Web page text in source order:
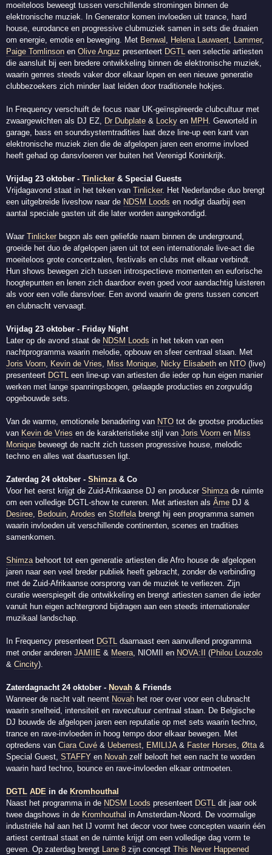
moeiteloos beweegt tussen verschillende stromingen binnen de
elektronische muziek. In Generator komen invloeden uit trance, hard
house, eurodance en progressive clubmuziek samen in sets die draaien
om energie, emotie en beweging. Met Benwal , Helena Lauwaert, Lammer,
Paige Tomlinson enOlive Anguz presenteert DGTL een selectie artiesten
die aansluit bij een bredere ontwikkeling binnen de elektronische muziek,
waarin genres steeds vaker door elkaar lopen en een nieuwe generatie
clubbezoekers zich minder laat leiden door traditionele hokjes.
In Frequency verschuift de focus naar UK-geïnspireerde clubcultuur met
zwaargewichten als DJ EZ, Dr Dubplate & Locky en MPH. Geworteld in
garage, bass en soundsystemtradities laat deze line-up een kant van
elektronische muziek zien die de afgelopen jaren een enorme invloed
heeft gehad op dansvloeren ver buiten het Verenigd Koninkrijk.
Vrijdag 23 oktober -Tinlicker & Special Guests
Vrijdagavond staat in het teken vanTinlicker. Het Nederlandse duo brengt
een uitgebreide liveshow naar de NDSM Loods en nodigt daarbij een
aantal speciale gasten uit die later worden aangekondigd.
WaarTinlicker begon als een geliefde naam binnen de underground,
groeide het duo de afgelopen jaren uit tot een internationale live-act die
moeiteloos grote concertzalen, festivals en clubs met elkaar verbindt.
Hun shows bewegen zich tussen introspectieve momenten en euforische
hoogtepunten en lenen zich daardoor even goed voor aandachtig luisteren
als voor een volle dansvloer. Een avond waarin de grens tussen concert
en clubnacht vervaagt.
Vrijdag 23 oktober - Friday Night
Later op de avond staat de NDSM Loods in het teken van een
nachtprogramma waarin melodie, opbouw en sfeer centraal staan. Met
Joris Voorn, Kevin de Vries, Miss Monique, Nicky Elisabeth en NTO (live)
presenteert DGTL een line-up van artiesten die ieder op hun eigen manier
werken met lange spanningsbogen, gelaagde producties en zorgvuldig
opgebouwde sets.
Van de warme, emotionele benadering van NTO tot de grootse producties
van Kevin de Vries en de karakteristieke stijl vanJoris Voorn en Miss
Monique beweegt de nacht zich tussen progressive house, melodic
techno en alles wat daartussen ligt.
Zaterdag 24 oktober -Shimza& Co
Voor het eerst krijgt de Zuid-Afrikaanse DJ en producerShimzade ruimte
om een volledige DGTL-show te cureren. Met artiesten alsÂme DJ &
Desiree, Bedouin,Arodes enStoffelabrengt hij een programma samen
waarin invloeden uit verschillende continenten, scenes en tradities
samenkomen.
Shimzabehoort tot een generatie artiesten die Afro house de afgelopen
jaren naar een veel breder publiek heeft gebracht, zonder de verbinding
met de Zuid-Afrikaanse oorsprong van de muziek te verliezen. Zijn
curatie weerspiegelt die ontwikkeling en brengt artiesten samen die ieder
vanuit hun eigen achtergrond bijdragen aan een steeds internationaler
muzikaal landschap.
In Frequency presenteert DGTL daarnaast een aanvullend programma
met onder anderenJAMIIE & Meera, NIOMII en NOVA:II (Philou Louzolo
&Cincity).
Zaterdagnacht 24 oktober - Novah & Friends
Wanneer de nacht valt neemt Novah het roer over voor een clubnacht
waarin snelheid, intensiteit en ravecultuur centraal staan. De Belgische
DJ bouwde de afgelopen jaren een reputatie op met sets waarin techno,
trance en rave-invloeden in hoog tempo door elkaar bewegen. Met
optredens vanCiara Cuvé & Ueberrest, EMILIJA& Faster Horses,Øtta&
Special Guest,STAFFY en Novah zelf belooft het een nacht te worden
waarin hard techno, bounce en rave-invloeden elkaar ontmoeten.
DGTL ADE in de Kromhouthal
Naast het programma in de NDSM Loods presenteert DGTL dit jaar ook
twee dagshows in de Kromhouthal in Amsterdam-Noord. De voormalige
industriële hal aan het IJ vormt het decor voor twee concepten waarin één
artiest centraal staat en de ruimte krijgt om een volledige dag vorm te
geven. Op zaterdag brengt Lane 8 zijn conceptThis Never Happened